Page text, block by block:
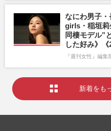
なにわ男子
girls・稲垣莉
同棲モデル”
した好み》《
『週刊女性』編集
新着をも